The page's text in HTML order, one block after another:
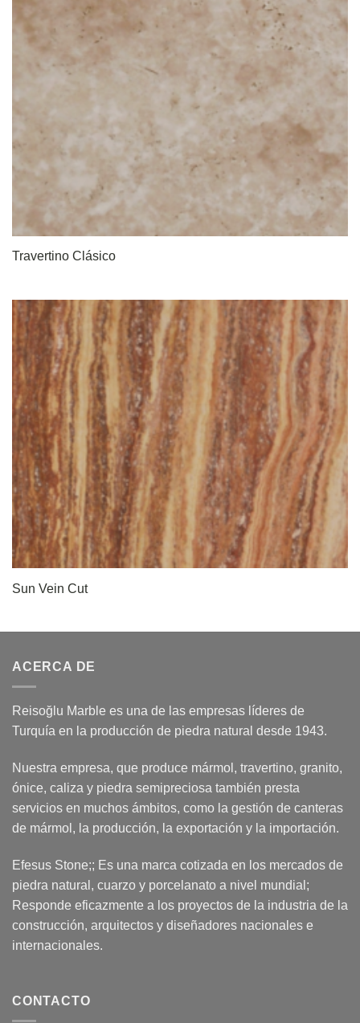
Travertino Clásico
Sun Vein Cut
ACERCA DE
Reisoğlu Marble es una de las empresas líderes de
Turquía en la producción de piedra natural desde 1943.
Nuestra empresa, que produce mármol, travertino, granito,
ónice, caliza y piedra semipreciosa también presta
servicios en muchos ámbitos, como la gestión de canteras
de mármol, la producción, la exportación y la importación.
Efesus Stone;; Es una marca cotizada en los mercados de
piedra natural, cuarzo y porcelanato a nivel mundial;
Responde eficazmente a los proyectos de la industria de la
construcción, arquitectos y diseñadores nacionales e
internacionales.
CONTACTO